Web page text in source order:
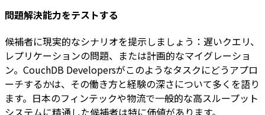
問題解決能力をテストする
候補者に現実的なシナリオを提示しましょう：遅いクエリ、
レプリケーションの問題、または計画的なマイグレーショ
ン。CouchDB Developersがこのようなタスクにどうアプロ
ーチするかは、その働き方と経験の深さについて多くを語り
ます。日本のフィンテックや物流で一般的な高スループット